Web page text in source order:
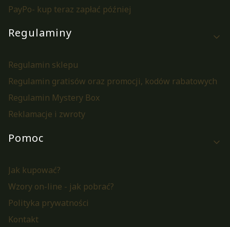
PayPo- kup teraz zapłać później
Regulaminy
Regulamin sklepu
Regulamin gratisów oraz promocji, kodów rabatowych
Regulamin Mystery Box
Reklamacje i zwroty
Pomoc
Jak kupować?
Wzory on-line - jak pobrać?
Polityka prywatności
Kontakt